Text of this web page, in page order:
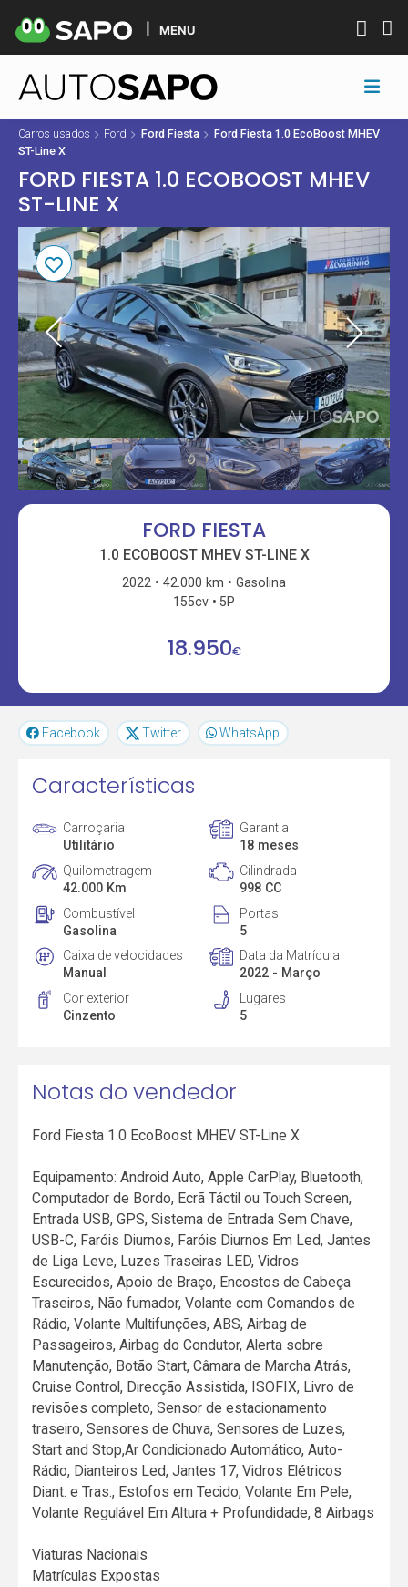
MENU
Carros usados Ford Ford Fiesta
Ford Fiesta 1.0 EcoBoost MHEV
ST-Line X
FORD FIESTA 1.0 ECOBOOST MHEV
ST-LINE X
FORD FIESTA
1.0 ECOBOOST MHEV ST-LINE X
2022 42.000 km
Gasolina
155cv
5P
18.950€
Facebook Twitter WhatsApp
Características
Carroçaria
Utilitário
Garantia
18 meses
Quilometragem
42.000 Km
Cilindrada
998 CC
Combustível
Gasolina
Portas
5
Caixa de velocidades
Manual
Data da Matrícula
2022 - Março
Cor exterior
Cinzento
Lugares
5
Notas do vendedor
Ford Fiesta 1.0 EcoBoost MHEV ST-Line X
Equipamento: Android Auto, Apple CarPlay, Bluetooth,
Computador de Bordo, Ecrã Táctil ou Touch Screen,
Entrada USB, GPS, Sistema de Entrada Sem Chave,
USB-C, Faróis Diurnos, Faróis Diurnos Em Led, Jantes
de Liga Leve, Luzes Traseiras LED, Vidros
Escurecidos, Apoio de Braço, Encostos de Cabeça
Traseiros, Não fumador, Volante com Comandos de
Rádio, Volante Multifunções, ABS, Airbag de
Passageiros, Airbag do Condutor, Alerta sobre
Manutenção, Botão Start, Câmara de Marcha Atrás,
Cruise Control, Direcção Assistida, ISOFIX, Livro de
revisões completo, Sensor de estacionamento
traseiro, Sensores de Chuva, Sensores de Luzes,
Start and Stop,Ar Condicionado Automático, Auto-
Rádio, Dianteiros Led, Jantes 17, Vidros Elétricos
Diant. e Tras., Estofos em Tecido, Volante Em Pele,
Volante Regulável Em Altura + Profundidade, 8 Airbags
Viaturas Nacionais
Matrículas Expostas